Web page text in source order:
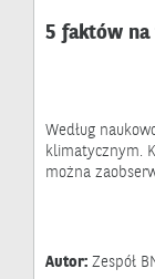
5 faktów na
Według
klimatycznym.
można
Autor: Zespół